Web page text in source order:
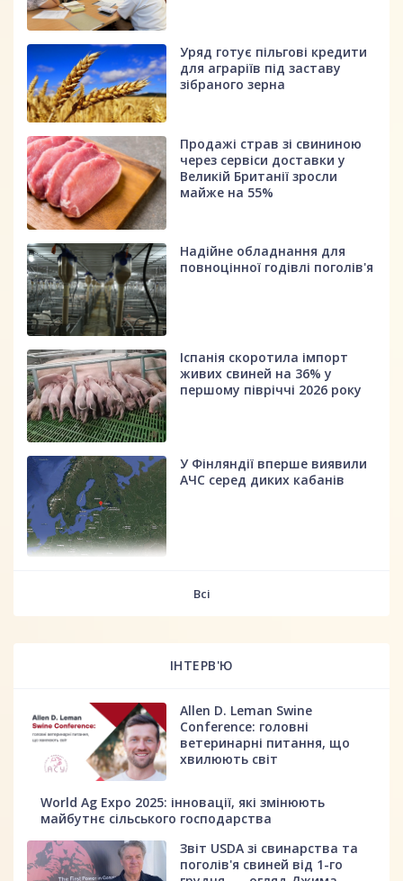
Уряд готує пільгові кредити
для аграріїв під заставу
зібраного зерна
Продажі страв зі свининою
через сервіси доставки у
Великій Британії зросли
майже на 55%
Надійне обладнання для
повноцінної годівлі поголів'я
Іспанія скоротила імпорт
живих свиней на 36% у
першому півріччі 2026 року
У Фінляндії вперше виявили
АЧС серед диких кабанів
Всі
ІНТЕРВ'Ю
Allen D. Leman Swine
Conference: головні
ветеринарні питання, що
хвилюють світ
World Ag Expo 2025: інновації, які змінюють
майбутнє сільського господарства
Звіт USDA зі свинарства та
поголів'я свиней від 1-го